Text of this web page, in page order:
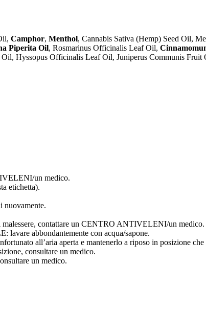
Camphor, Menthol, Cannabis Sativa (Hemp) Seed Oil,
Piperita Oil, Rosmarinus Officinalis Leaf Oil,
Hyssopus Officinalis Leaf Oil, Juniperus Communis
un medico.
etichetta).
nuovamente.
contattare un CENTRO ANTIVELENI/un medico.
abbondantemente con acqua/sapone.
all’aria aperta e mantenerlo a riposo in posizione che
consultare un medico.
un medico.